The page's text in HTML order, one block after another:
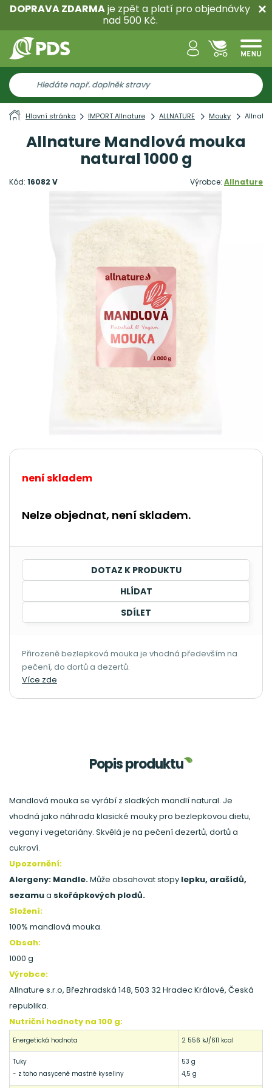
DOPRAVA ZDARMAje zpět a platí pro objednávky
nad 500 Kč.
Hlavní stránka IMPORT Allnature ALLNATURE Mouky
Allnature Mandlová mouka
natural 1000 g
Kód: 16082 V Výrobce: Allnature
není skladem
Nelze objednat, není skladem.
DOTAZ K PRODUKTU
HLÍDAT
SDÍLET
Přirozeně bezlepková mouka je vhodná především na
pečení, do dortů a dezertů.
Více zde
Popis produktu
Mandlová mouka se vyrábí z sladkých mandlí natural. Je
vhodná jako náhrada klasické mouky pro bezlepkovou dietu,
vegany i vegetariány. Skvělá je na pečení dezertů, dortů a
cukroví.
Upozornění:
Alergeny: Mandle.Může obsahovat stopy lepku, arašídů,
sezamua skořápkových plodů.
Složení:
100% mandlová mouka.
Obsah:
1000 g
Výrobce:
Allnature s.r.o, Březhradská 148, 503 32 Hradec Králové, Česká
republika.
Nutriční hodnoty na 100 g:
Energetická hodnota 2 556 kJ/611 kcal
Tuky
- z toho nasycené mastné kyseliny
53 g
4,5 g